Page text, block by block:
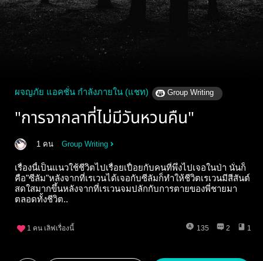
ผจญภัย แอคชั่น กำลังภายใน (แชท) Group Writing
"การจากลาที่ไม่มีวันหวนคืน"
1 คน Group Writing
เรื่องนี้เป็นแนวใช้ชีวิตไปเรื่อยเปื่อยกับคนที่พึ่งไปเจอในป่า นั่นก็
คือ"ซีลัม"หลังจากที่เรเวนได้เจอกับซีลัมก็ทำให้ชีวิตเรเวนมีสีสันต์
สดใสมากขึ้นหลังจากที่เรเวนจมปลักกับการตายของพี่ชายมา
ตลอดทั้งชีวิต..
1 คน เลิฟเรื่องนี้ 135 2 1